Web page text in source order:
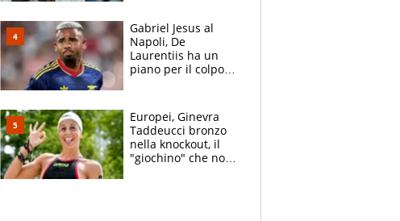
Gabriel Jesus al
Napoli, De
Laurentiis ha un
piano per il colpo
Lucca
Europei, Ginevra
Taddeucci bronzo
nella knockout, il
"giochino" che non